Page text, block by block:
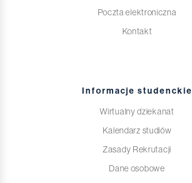
Poczta elektroniczna
Kontakt
Informacje studenckie
Wirtualny dziekanat
Kalendarz studiów
Zasady Rekrutacji
Dane osobowe